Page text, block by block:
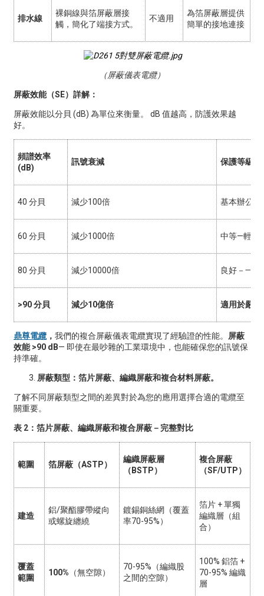
排水線
裸銅線與箔屏蔽層接
觸，簡化了端接方式。
不適用
為箔屏蔽層提供
簡單的接地連接
（屏蔽儀表電纜）
屏蔽效能（SE）詳解：
屏蔽效能以分貝 (dB) 為單位來衡量。 dB 值越高，防護效果越
好。
頻譜效率
(dB)
訊號衰減 保護等級
40 分貝 減少100倍 基本辦公室
60 分貝 減少1000倍 中等—輕工
80 分貝 減少10000倍 良好－一般
>90 分貝 減少10億倍 適用於嚴苛
鼎尊電纜， 我們的複合屏蔽儀表電纜實現了經驗證的性能。 屏蔽
效能 >90 dB— 即使在最吵雜的工業環境中，也能確保您的訊號保
持準確。
屏蔽類型：箔片屏蔽、編織屏蔽和複合材料屏蔽。
了解不同屏蔽類型之間的差異對於為您的應用選擇合適的電纜至
關重要。
表 2：箔片屏蔽、編織屏蔽和複合屏蔽－完整對比
範圍 箔屏蔽（ASTP）
編織屏蔽層
（BSTP）
複合屏蔽
（SF/UTP）
建造
鋁/聚酯膠帶縱向
或螺旋纏繞
鍍錫銅絲網（覆蓋
率70-95%）
箔片 + 單獨
編織層（組
合）
覆蓋
範圍
100% （無空隙）
70-95%（編織股
之間的空隙）
100% 鋁箔 +
70-95% 編織
層